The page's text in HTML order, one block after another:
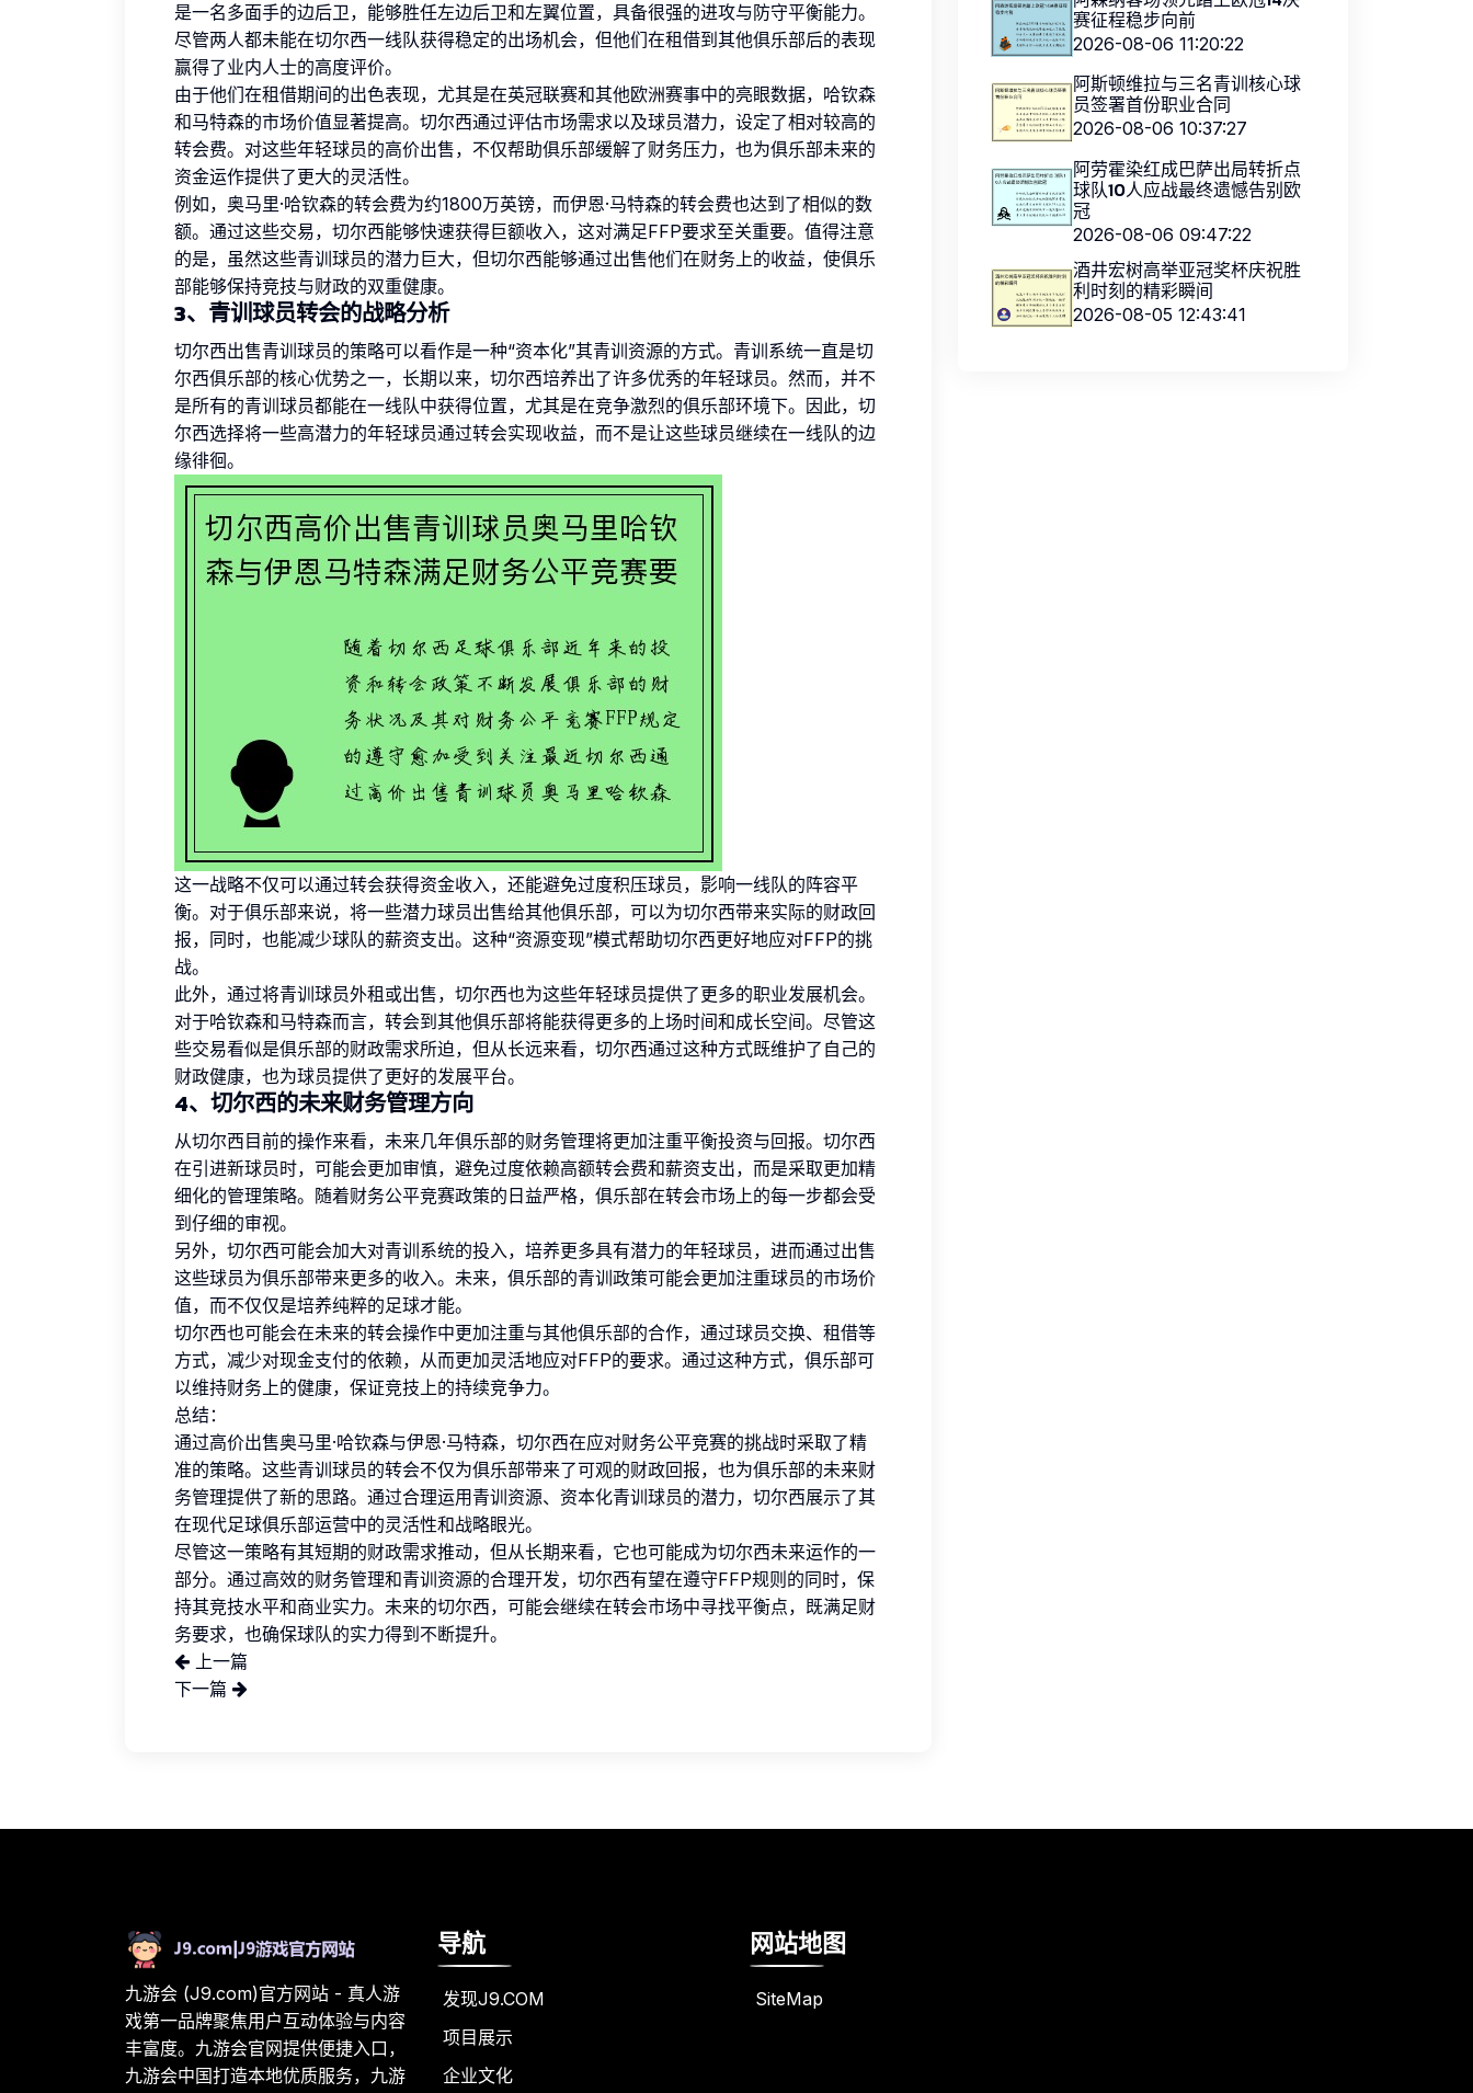
是一名多面手的边后卫，能够胜任左边后卫和左翼位置，具备很强的进攻与防守平衡能力。
尽管两人都未能在切尔西一线队获得稳定的出场机会，但他们在租借到其他俱乐部后的表现
赢得了业内人士的高度评价。
由于他们在租借期间的出色表现，尤其是在英冠联赛和其他欧洲赛事中的亮眼数据，哈钦森
和马特森的市场价值显著提高。切尔西通过评估市场需求以及球员潜力，设定了相对较高的
转会费。对这些年轻球员的高价出售，不仅帮助俱乐部缓解了财务压力，也为俱乐部未来的
资金运作提供了更大的灵活性。
例如，奥马里·哈钦森的转会费为约1800万英镑，而伊恩·马特森的转会费也达到了相似的数
额。通过这些交易，切尔西能够快速获得巨额收入，这对满足FFP要求至关重要。值得注意
的是，虽然这些青训球员的潜力巨大，但切尔西能够通过出售他们在财务上的收益，使俱乐
部能够保持竞技与财政的双重健康。
3、青训球员转会的战略分析
切尔西出售青训球员的策略可以看作是一种“资本化”其青训资源的方式。青训系统一直是切
尔西俱乐部的核心优势之一，长期以来，切尔西培养出了许多优秀的年轻球员。然而，并不
是所有的青训球员都能在一线队中获得位置，尤其是在竞争激烈的俱乐部环境下。因此，切
尔西选择将一些高潜力的年轻球员通过转会实现收益，而不是让这些球员继续在一线队的边
缘徘徊。
这一战略不仅可以通过转会获得资金收入，还能避免过度积压球员，影响一线队的阵容平
衡。对于俱乐部来说，将一些潜力球员出售给其他俱乐部，可以为切尔西带来实际的财政回
报，同时，也能减少球队的薪资支出。这种“资源变现”模式帮助切尔西更好地应对FFP的挑
战。
此外，通过将青训球员外租或出售，切尔西也为这些年轻球员提供了更多的职业发展机会。
对于哈钦森和马特森而言，转会到其他俱乐部将能获得更多的上场时间和成长空间。尽管这
些交易看似是俱乐部的财政需求所迫，但从长远来看，切尔西通过这种方式既维护了自己的
财政健康，也为球员提供了更好的发展平台。
4、切尔西的未来财务管理方向
从切尔西目前的操作来看，未来几年俱乐部的财务管理将更加注重平衡投资与回报。切尔西
在引进新球员时，可能会更加审慎，避免过度依赖高额转会费和薪资支出，而是采取更加精
细化的管理策略。随着财务公平竞赛政策的日益严格，俱乐部在转会市场上的每一步都会受
到仔细的审视。
另外，切尔西可能会加大对青训系统的投入，培养更多具有潜力的年轻球员，进而通过出售
这些球员为俱乐部带来更多的收入。未来，俱乐部的青训政策可能会更加注重球员的市场价
值，而不仅仅是培养纯粹的足球才能。
切尔西也可能会在未来的转会操作中更加注重与其他俱乐部的合作，通过球员交换、租借等
方式，减少对现金支付的依赖，从而更加灵活地应对FFP的要求。通过这种方式，俱乐部可
以维持财务上的健康，保证竞技上的持续竞争力。
总结：
通过高价出售奥马里·哈钦森与伊恩·马特森，切尔西在应对财务公平竞赛的挑战时采取了精
准的策略。这些青训球员的转会不仅为俱乐部带来了可观的财政回报，也为俱乐部的未来财
务管理提供了新的思路。通过合理运用青训资源、资本化青训球员的潜力，切尔西展示了其
在现代足球俱乐部运营中的灵活性和战略眼光。
尽管这一策略有其短期的财政需求推动，但从长期来看，它也可能成为切尔西未来运作的一
部分。通过高效的财务管理和青训资源的合理开发，切尔西有望在遵守FFP规则的同时，保
持其竞技水平和商业实力。未来的切尔西，可能会继续在转会市场中寻找平衡点，既满足财
务要求，也确保球队的实力得到不断提升。
上一篇
下一篇
赛征程稳步向前
2026-08-06 11:20:22
阿斯顿维拉与三名青训核心球
员签署首份职业合同
2026-08-06 10:37:27
阿劳霍染红成巴萨出局转折点
球队10人应战最终遗憾告别欧
冠
2026-08-06 09:47:22
酒井宏树高举亚冠奖杯庆祝胜
利时刻的精彩瞬间
2026-08-05 12:43:41
九游会 (J9.com)官方网站 - 真人游
戏第一品牌聚焦用户互动体验与内容
丰富度。九游会官网提供便捷入口，
九游会中国打造本地优质服务，九游
导航
发现J9.COM
项目展示
企业文化
网站地图
SiteMap